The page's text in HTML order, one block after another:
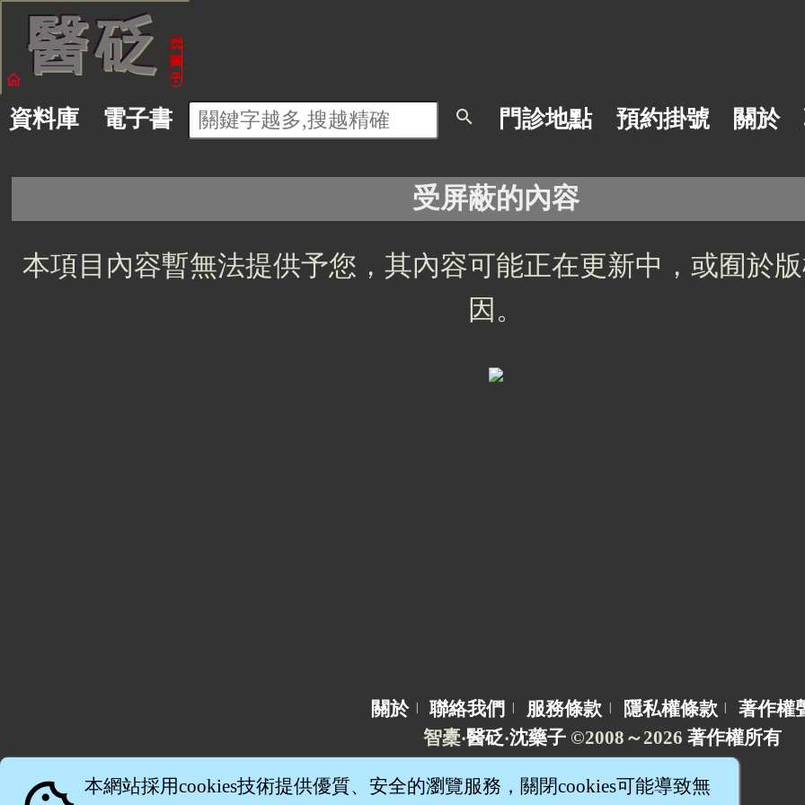
醫砭
沈
藥
子
home
資料庫 電子書 search 門診地點 預約掛號 關於
受屏蔽的內容
本項目內容暫無法提供予您，其內容可能正在更新中，或囿於
因。
關於 聯絡我們 服務條款 隱私權條款
著作權
智橐‧醫砭‧沈藥子©2008～2026 著作權所有
本網站採用cookies技術提供優質、安全的瀏覽服務，關閉cookies可能導致無